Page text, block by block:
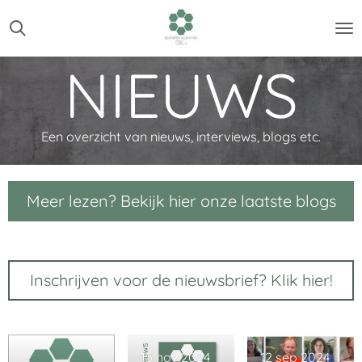
direct
naar
hoofdinhoudNIEUWS
Een overzicht van nieuws, interviews, blogs etc.
Meer lezen? Bekijk hier onze laatste blogs
Inschrijven voor de nieuwsbrief? Klik hier!
15 nov 2024 12 sep 2024